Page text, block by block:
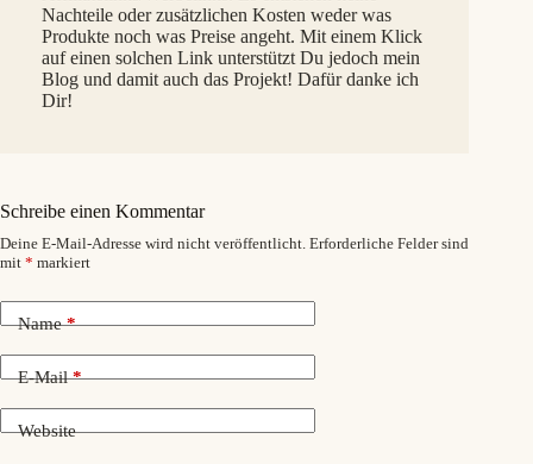
Nachteile oder zusätzlichen Kosten weder was
Produkte noch was Preise angeht. Mit einem Klick
auf einen solchen Link unterstützt Du jedoch mein
Blog und damit auch das Projekt! Dafür danke ich
Dir!
Schreibe einen Kommentar
Deine E-Mail-Adresse wird nicht veröffentlicht. Erforderliche Felder sind
mit * markiert
Name*
E-Mail*
Website